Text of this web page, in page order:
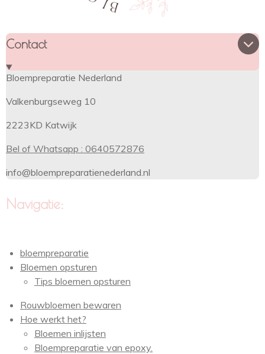
Contact
Bloempreparatie Nederland
Valkenburgseweg 10
2223KD Katwijk
Bel of Whatsapp : 0640572876
info@bloempreparatienederland.nl
Navigatie:
bloempreparatie
Bloemen opsturen
Tips bloemen opsturen
Rouwbloemen bewaren
Hoe werkt het?
Bloemen inlijsten
Bloempreparatie van epoxy.